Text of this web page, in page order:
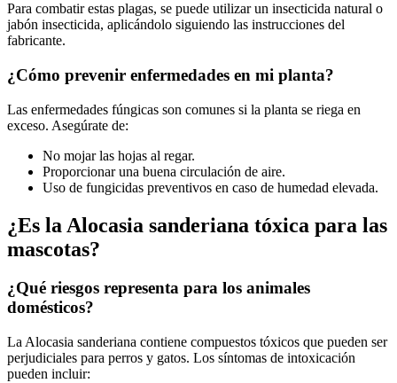
Para combatir estas plagas, se puede utilizar un insecticida natural o
jabón insecticida, aplicándolo siguiendo las instrucciones del
fabricante.
¿Cómo prevenir enfermedades en mi planta?
Las enfermedades fúngicas son comunes si la planta se riega en
exceso. Asegúrate de:
No mojar las hojas al regar.
Proporcionar una buena circulación de aire.
Uso de fungicidas preventivos en caso de humedad elevada.
¿Es la Alocasia sanderiana tóxica para las
mascotas?
¿Qué riesgos representa para los animales
domésticos?
La Alocasia sanderiana contiene compuestos tóxicos que pueden ser
perjudiciales para perros y gatos. Los síntomas de intoxicación
pueden incluir: